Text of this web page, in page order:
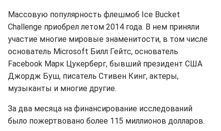
Массовую популярность флешмоб Ice Bucket
Challenge приобрел летом 2014 года. В нем приняли
участие многие мировые знаменитости, в том числе
основатель Microsoft Билл Гейтс, основатель
Facebook Марк Цукерберг, бывший президент США
Джордж Буш, писатель Стивен Кинг, актеры,
музыканты и многие другие.
За два месяца на финансирование исследований
было пожертвовано более 115 миллионов долларов.